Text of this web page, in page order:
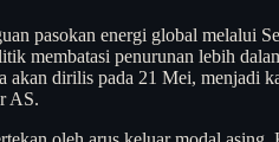
pasokan energi global melalui
membatasi penurunan lebih
dirilis pada 21 Mei, menjadi
AS.